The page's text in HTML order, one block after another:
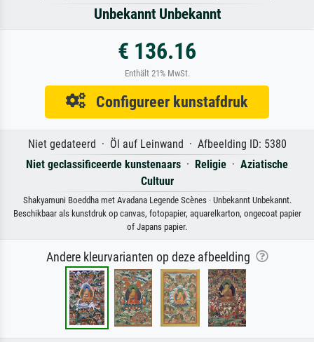
Unbekannt Unbekannt
€ 136.16
Enthält 21% MwSt.
Configureer kunstafdruk
Niet gedateerd · Öl auf Leinwand · Afbeelding ID: 5380
Niet geclassificeerde kunstenaars · Religie · Aziatische
Cultuur
Shakyamuni Boeddha met Avadana Legende Scènes · Unbekannt Unbekannt.
Beschikbaar als kunstdruk op canvas, fotopapier, aquarelkarton, ongecoat papier
of Japans papier.
Andere kleurvarianten op deze afbeelding